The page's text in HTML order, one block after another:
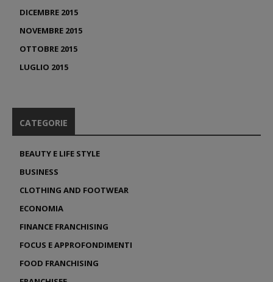
DICEMBRE 2015
NOVEMBRE 2015
OTTOBRE 2015
LUGLIO 2015
CATEGORIE
BEAUTY E LIFE STYLE
BUSINESS
CLOTHING AND FOOTWEAR
ECONOMIA
FINANCE FRANCHISING
FOCUS E APPROFONDIMENTI
FOOD FRANCHISING